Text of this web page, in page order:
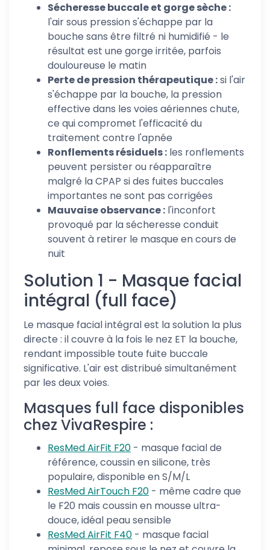
Sécheresse buccale et gorge sèche :
l'air sous pression s'échappe par la
bouche sans être filtré ni humidifié - le
résultat est une gorge irritée, parfois
douloureuse le matin
Perte de pression thérapeutique :si l'air
s'échappe par la bouche, la pression
effective dans les voies aériennes chute,
ce qui compromet l'efficacité du
traitement contre l'apnée
Ronflements résiduels : les ronflements
peuvent persister ou réapparaître
malgré la CPAP si des fuites buccales
importantes ne sont pas corrigées
Mauvaise observance : l'inconfort
provoqué par la sécheresse conduit
souvent à retirer le masque en cours de
nuit
Solution 1 - Masque facial
intégral (full face)
Le masque facial intégral est la solution la plus
directe : il couvre à la fois le nez ET la bouche,
rendant impossible toute fuite buccale
significative. L'air est distribué simultanément
par les deux voies.
Masques full face disponibles
chez VivaRespire :
ResMed AirFit F20 - masque facial de
référence, coussin en silicone, très
populaire, disponible en S/M/L
ResMed AirTouch F20 - même cadre que
le F20 mais coussin en mousse ultra-
douce, idéal peau sensible
ResMed AirFit F40 - masque facial